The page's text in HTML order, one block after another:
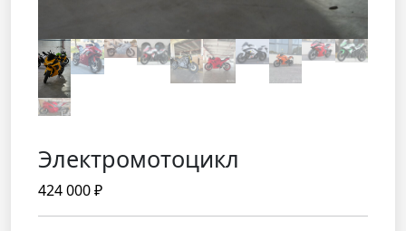
Электромотоцикл
424 000₽